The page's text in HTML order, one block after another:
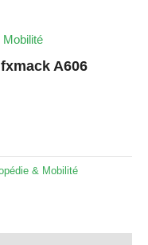
Mobilité
A606
& Mobilité